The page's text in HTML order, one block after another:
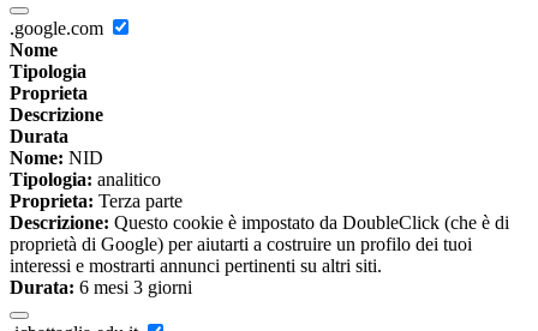
.google.com
Nome
Tipologia
Proprieta
Descrizione
Durata
Nome: NID
Tipologia: analitico
Proprieta: Terza parte
Descrizione: Questo cookie è impostato da DoubleClick (che è di
proprietà di Google) per aiutarti a costruire un profilo dei tuoi
interessi e mostrarti annunci pertinenti su altri siti.
Durata: 6 mesi 3 giorni